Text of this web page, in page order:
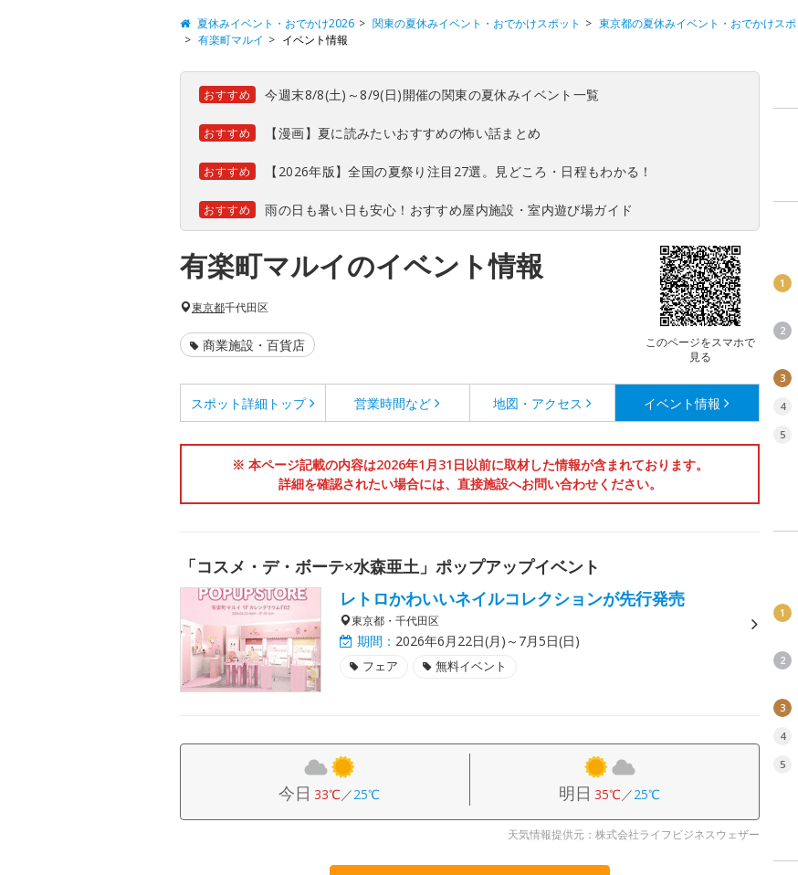
夏休みイベント・おでかけ2026 関東の夏休みイベント・おでかけスポット 東京都の夏休みイベント・おでかけスポ
有楽町マルイ
イベント情報
おすすめ 今週末8/8(土)～8/9(日)開催の関東の夏休みイベント一覧
おすすめ 【漫画】夏に読みたいおすすめの怖い話まとめ
おすすめ 【2026年版】全国の夏祭り注目27選。見どころ・日程もわかる！
おすすめ 雨の日も暑い日も安心！おすすめ屋内施設・室内遊び場ガイド
有楽町マルイのイベント情報
このページをスマホで
見る
東京都千代田区
商業施設・百貨店
スポット詳細 トップ 営業時間など 地図・アクセス イベント情報
※ 本ページ記載の内容は2026年1月31日以前に取材した情報が含まれております。
詳細を確認されたい場合には、直接施設へお問い合わせください。
「コスメ・デ・ボーテ×水森亜土」ポップアップイベント
レトロかわいいネイルコレクションが先行発売
東京都・千代田区
期間： 2026年6月22日(月)～7月5日(日)
フェア 無料イベント
今日 33℃／25℃ 明日 35℃／25℃
天気情報提供元：株式会社ライフビジネスウェザー
1
2
3
4
5
1
2
3
4
5